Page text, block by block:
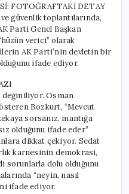
FOTOĞRAFTAKİ DETAY
güvenlik toplantılarında,
Parti Genel Başkan
verici” olarak
AK Parti’nin devletin bir
ifade ediyor.
değiniliyor. Osman
Bozkurt, “Mevcut
sorsanız, mantığa
olduğunu ifade eder”
dikkat çekiyor. Sedat
karnesinin demokrasi,
sorunlarla dolu olduğunu
“neyin, nasıl
ifade ediyor.